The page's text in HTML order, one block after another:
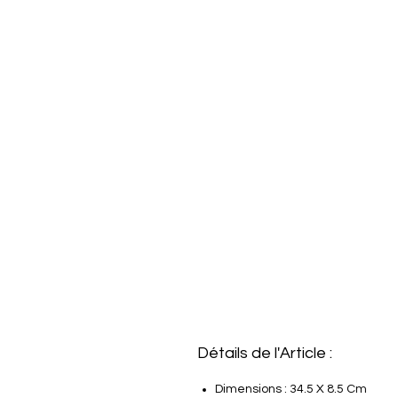
Détails de l'Article :
Dimensions : 34.5 X 8.5 Cm